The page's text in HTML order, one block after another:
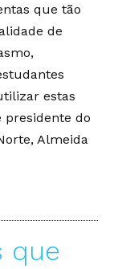
que tão
de
estas
presidente do
Almeida
que